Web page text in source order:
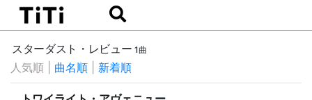
スターダスト・レビュー1曲
人気順 曲名順 新着順